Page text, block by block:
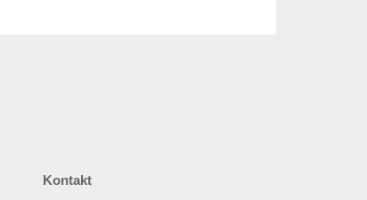
Kontakt